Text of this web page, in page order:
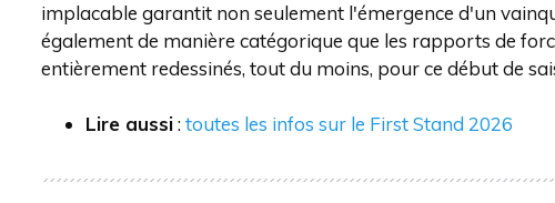
implacable garantit non seulement l'émergence d'un
également de manière catégorique que les rapports de
entièrement redessinés, tout du moins, pour ce début de
Lire aussi:toutes les infos sur le First Stand 2026